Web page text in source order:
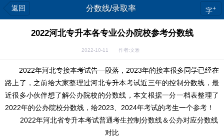
返回 分数线/录取率 字+
2022河北专升本各专业公办院校参考分数线
2022-10-11 作者:文雅
2022年河北专接本考试告一段落，2023年的接本很多同学已经在
路上了，之前给大家整理过河北专升本考试近三年的控制分数线，最
近很多小伙伴想了解公办院校的分数线，本文根据一分一档表整理了
2022年的公办院校分数线，给2023、2024年考试的考生一个参考！
2022年河北省专升本考试普通考生控制分数线＆公办对应分数线
对比